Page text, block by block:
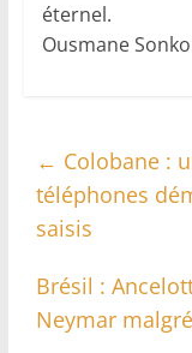
éternel.
Ousmane
← Colobane :
téléphones
saisis
Brésil :
Neymar